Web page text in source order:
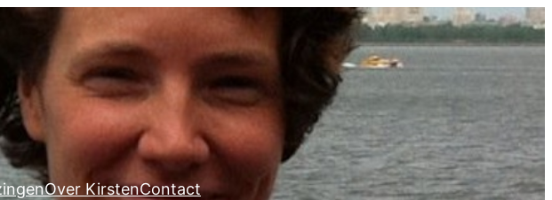
Over KirstenContact